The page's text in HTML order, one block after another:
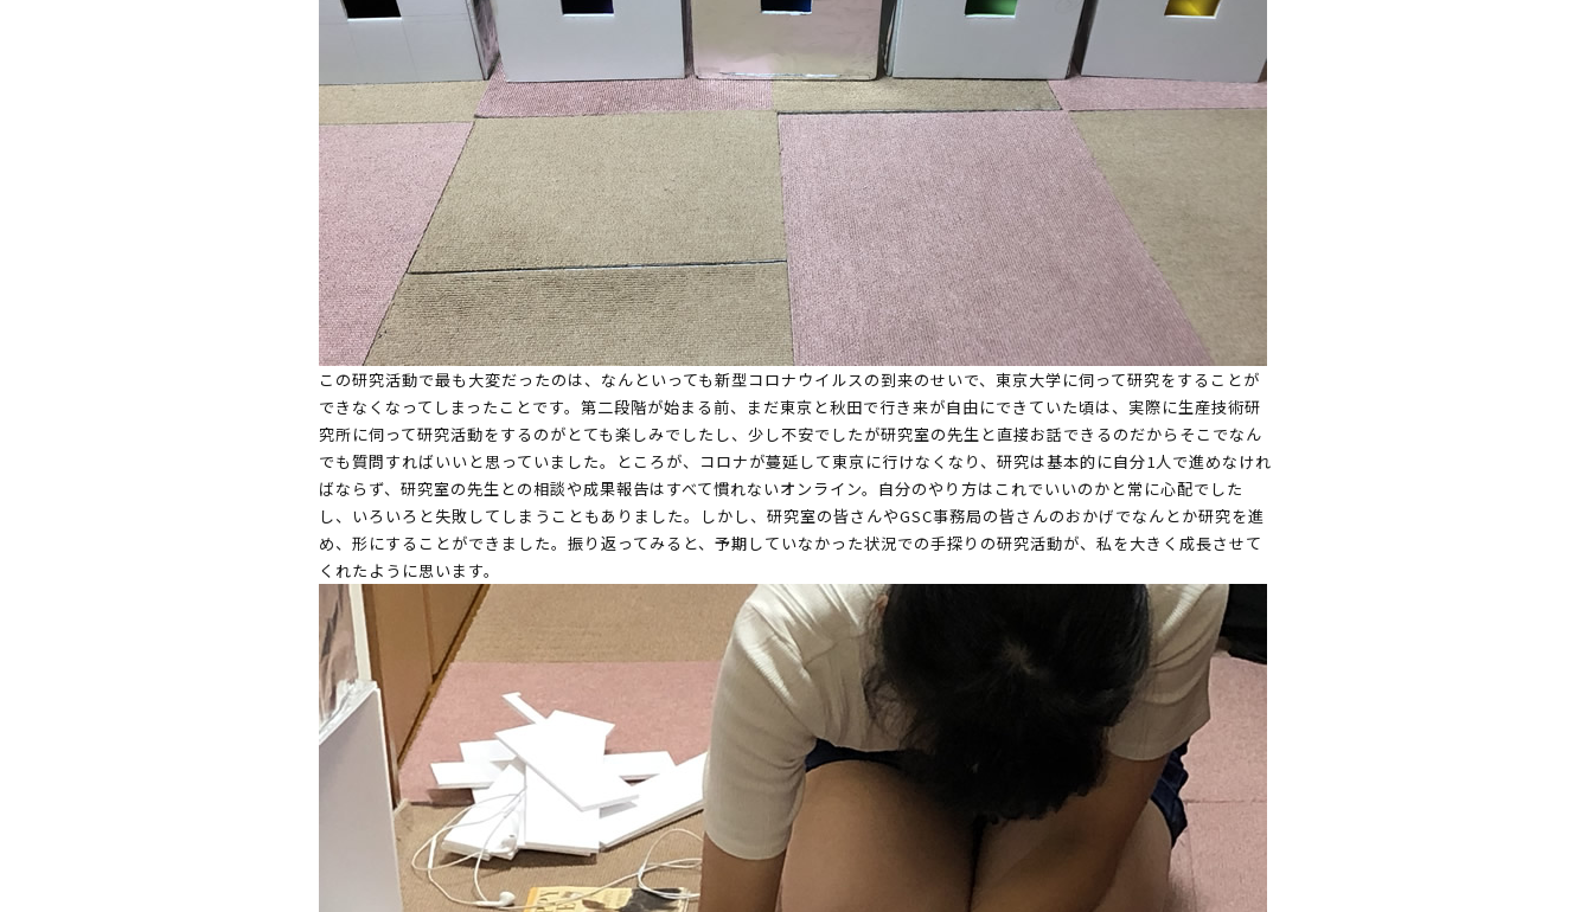
この研究活動で最も大変だったのは、なんといっても新型コロナウイルスの到来のせいで、東京大学に伺って研究をすることが
できなくなってしまったことです。第二段階が始まる前、まだ東京と秋田で行き来が自由にできていた頃は、実際に生産技術研
究所に伺って研究活動をするのがとても楽しみでしたし、少し不安でしたが研究室の先生と直接お話できるのだからそこでなん
でも質問すればいいと思っていました。ところが、コロナが蔓延して東京に行けなくなり、研究は基本的に自分1人で進めなけれ
ばならず、研究室の先生との相談や成果報告はすべて慣れないオンライン。自分のやり方はこれでいいのかと常に心配でした
し、いろいろと失敗してしまうこともありました。しかし、研究室の皆さんやGSC事務局の皆さんのおかげでなんとか研究を進
め、形にすることができました。振り返ってみると、予期していなかった状況での手探りの研究活動が、私を大きく成長させて
くれたように思います。